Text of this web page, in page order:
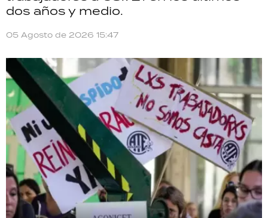
dos años y medio.
05 Agosto de 2026 15:47